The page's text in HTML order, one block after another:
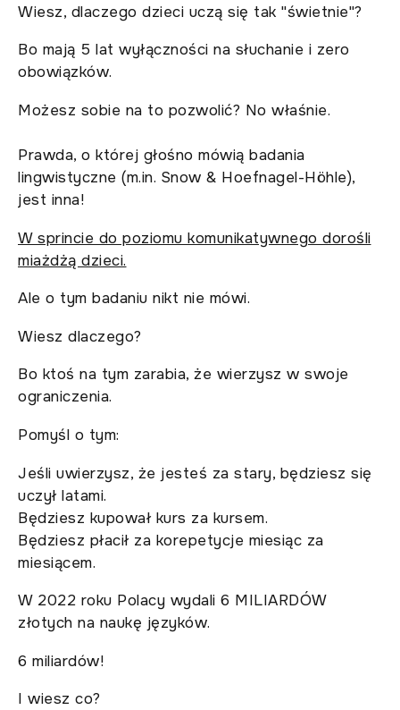
Wiesz, dlaczego dzieci uczą się tak "świetnie"?
Bo mają 5 lat wyłączności na słuchanie i zero
obowiązków.
Możesz sobie na to pozwolić? No właśnie.
Prawda, o której głośno mówią badania
lingwistyczne (m.in. Snow & Hoefnagel-Höhle),
jest inna!
W sprincie do poziomu komunikatywnego dorośli
miażdżą dzieci.
Ale o tym badaniu nikt nie mówi.
Wiesz dlaczego?
Bo ktoś na tym zarabia, że wierzysz w swoje
ograniczenia.
Pomyśl o tym:
Jeśli uwierzysz, że jesteś za stary, będziesz się
uczył latami.
Będziesz kupował kurs za kursem.
Będziesz płacił za korepetycje miesiąc za
miesiącem.
W 2022 roku Polacy wydali 6 MILIARDÓW
złotych na naukę języków.
6 miliardów!
I wiesz co?